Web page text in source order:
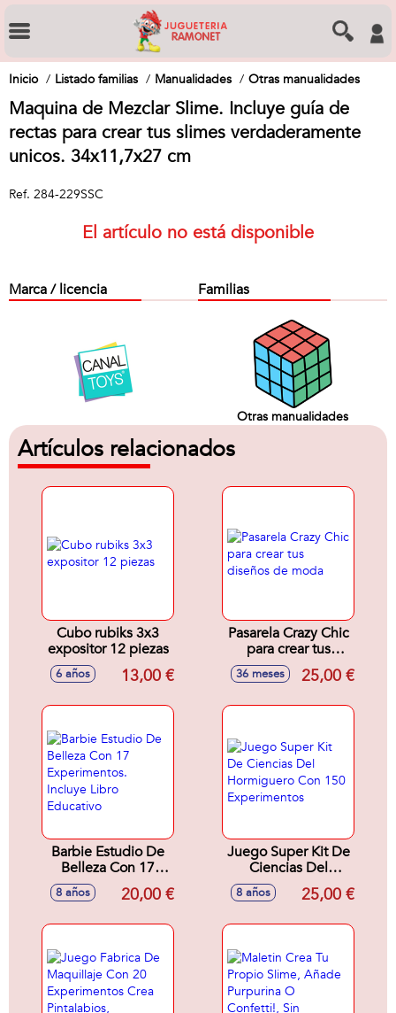
Inicio Listado familias Manualidades Otras manualidades
Maquina de Mezclar Slime. Incluye guía de
rectas para crear tus slimes verdaderamente
unicos. 34x11,7x27 cm
Ref. 284-229SSC
El artículo no está disponible
Marca / licencia Familias
Otras manualidades
Artículos relacionados
Cubo rubiks 3x3
expositor 12 piezas
6 años 13,00 €
Pasarela Crazy Chic
para crear tus
diseños de moda
36 meses 25,00 €
Barbie Estudio De
Belleza Con 17
Experimentos.
Incluye Libro
8 años 20,00 €
Juego Super Kit De
Ciencias Del
Hormiguero Con
150 Experimentos
8 años 25,00 €